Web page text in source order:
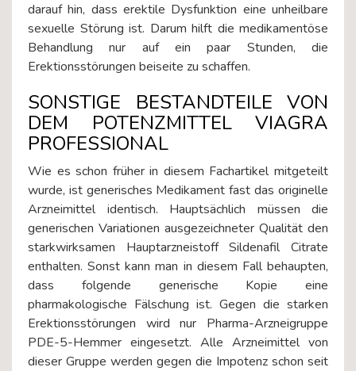
darauf hin, dass erektile Dysfunktion eine unheilbare
sexuelle Störung ist. Darum hilft die medikamentöse
Behandlung nur auf ein paar Stunden, die
Erektionsstörungen beiseite zu schaffen.
SONSTIGE BESTANDTEILE VON
DEM POTENZMITTEL VIAGRA
PROFESSIONAL
Wie es schon früher in diesem Fachartikel mitgeteilt
wurde, ist generisches Medikament fast das originelle
Arzneimittel identisch. Hauptsächlich müssen die
generischen Variationen ausgezeichneter Qualität den
starkwirksamen Hauptarzneistoff Sildenafil Citrate
enthalten. Sonst kann man in diesem Fall behaupten,
dass folgende generische Kopie eine
pharmakologische Fälschung ist. Gegen die starken
Erektionsstörungen wird nur Pharma-Arzneigruppe
PDE-5-Hemmer eingesetzt. Alle Arzneimittel von
dieser Gruppe werden gegen die Impotenz schon seit